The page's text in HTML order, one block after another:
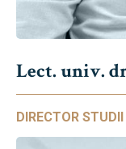
Lect. univ.
DIRECTOR